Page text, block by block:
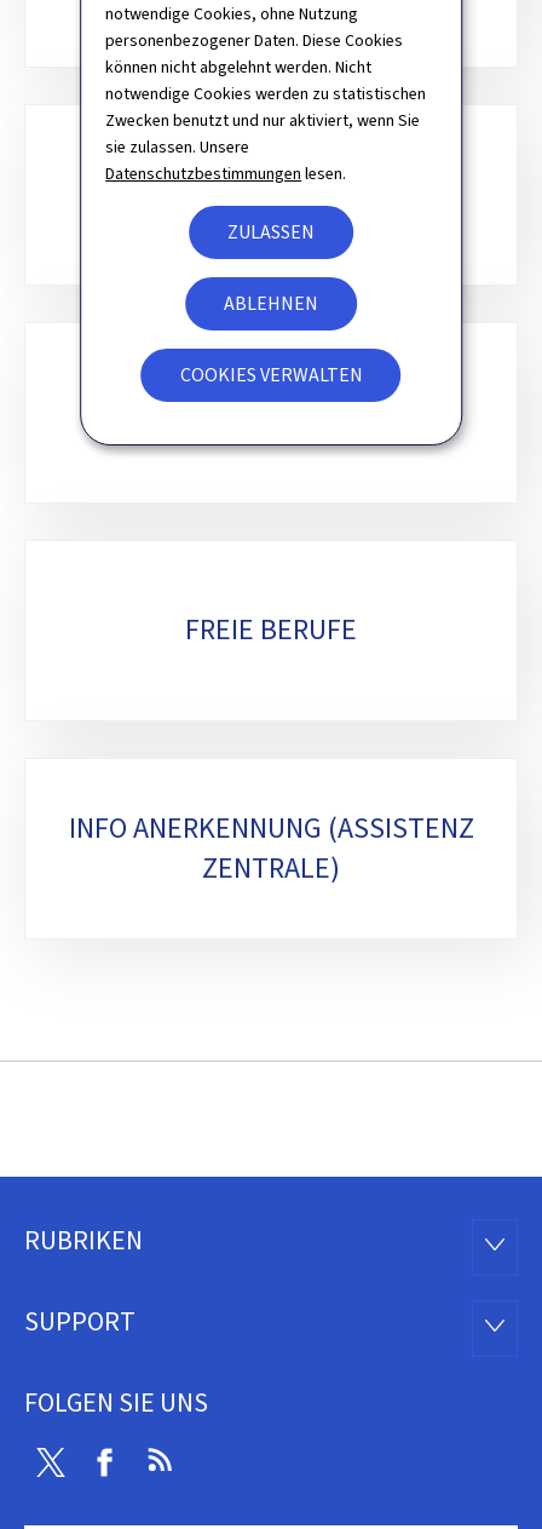
notwendige Cookies, ohne Nutzung
personenbezogener Daten. Diese Cookies
können nicht abgelehnt werden. Nicht
notwendige Cookies werden zu statistischen
Zwecken benutzt und nur aktiviert, wenn Sie
sie zulassen. Unsere
Datenschutzbestimmungen lesen.
ZULASSEN
ABLEHNEN
COOKIES VERWALTEN
MEDIZINISCHE BERUFE
ANDERE GESUNDHEITSBERUFE
FREIE BERUFE
INFO ANERKENNUNG (ASSISTENZ
ZENTRALE)
Footer
RUBRIKEN
SUPPORT
FOLGEN SIE UNS
Twitter Facebook